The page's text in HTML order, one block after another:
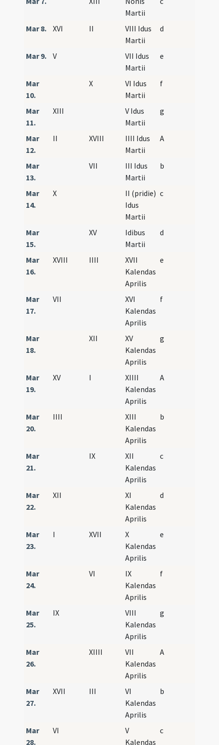
Martii
Mar 8. XVI II
VIII Idus
Martii
d
Mar 9. V
VII Idus
Martii
e
Mar
10.
X
VI Idus
Martii
f
Mar
11.
XIII
V Idus
Martii
g
Mar
12.
II XVIII
IIII Idus
Martii
A
Mar
13.
VII
III Idus
Martii
b
Mar
14.
X
II (pridie)
Idus
Martii
c
Mar
15.
XV
Idibus
Martii
d
Mar
16.
XVIII IIII
XVII
Kalendas
Aprilis
e
Mar
17.
VII
XVI
Kalendas
Aprilis
f
Mar
18.
XII
XV
Kalendas
Aprilis
g
Mar
19.
XV I
XIIII
Kalendas
Aprilis
A
Mar
20.
IIII
XIII
Kalendas
Aprilis
b
Mar
21.
IX
XII
Kalendas
Aprilis
c
Mar
22.
XII
XI
Kalendas
Aprilis
d
Mar
23.
I XVII
X
Kalendas
Aprilis
e
Mar
24.
VI
IX
Kalendas
Aprilis
f
Mar
25.
IX
VIII
Kalendas
Aprilis
g
Mar
26.
XIIII
VII
Kalendas
Aprilis
A
Mar
27.
XVII III
VI
Kalendas
Aprilis
b
Mar
28.
VI
V
Kalendas
c